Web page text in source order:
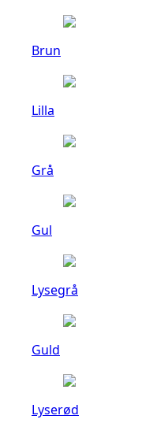
Brun
Lilla
Grå
Gul
Lysegrå
Guld
Lyserød